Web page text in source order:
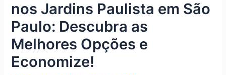
nos Jardins Paulista em São
Paulo: Descubra as
Melhores Opções e
Economize!